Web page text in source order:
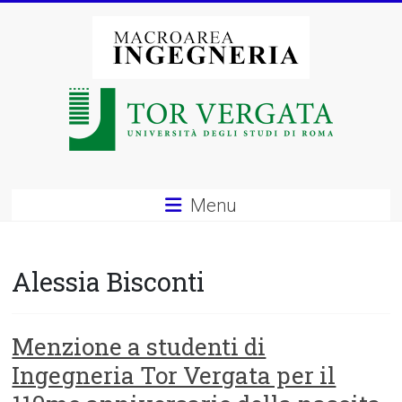
Macroarea
degli
di
Roma
Menu
Alessia Bisconti
Menzione a studenti di
Ingegneria Tor Vergata per il